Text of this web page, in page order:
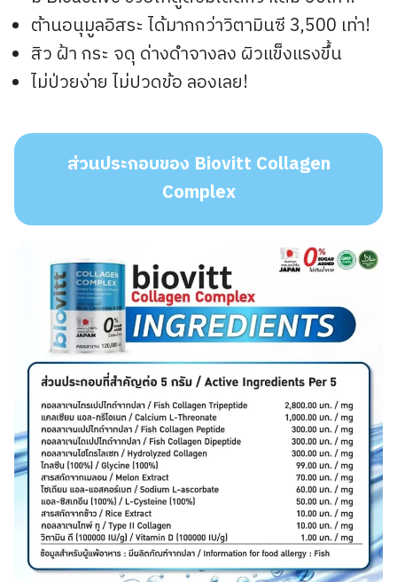
ต้านอนุมูลอิสระ ได้มากกว่าวิตามินซี 3,500 เท่า!
สิว ฝ้า กระ จดุ ด่างดำจางลง ผิวแข็งแรงขึ้น
ไม่ป่วยง่าย ไม่ปวดข้อ ลองเลย!
ส่วนประกอบของ Biovitt Collagen
Complex